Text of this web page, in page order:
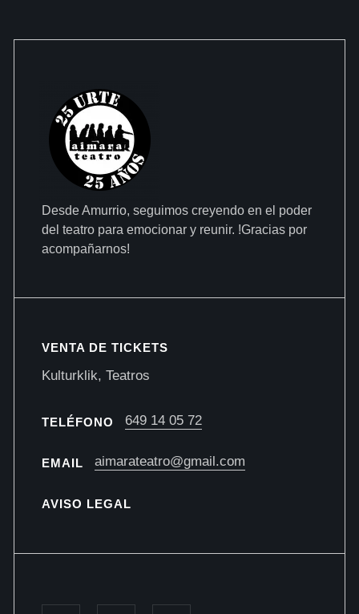
Desde Amurrio, seguimos creyendo en el poder
del teatro para emocionar y reunir. !Gracias por
acompañarnos!
VENTA DE TICKETS
Kulturklik, Teatros
TELÉFONO 649 14 05 72
EMAIL aimarateatro@gmail.com
AVISO LEGAL